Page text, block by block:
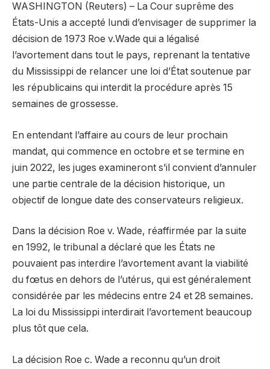
WASHINGTON (Reuters) – La Cour suprême des
États-Unis a accepté lundi d’envisager de supprimer la
décision de 1973 Roe v.Wade qui a légalisé
l’avortement dans tout le pays, reprenant la tentative
du Mississippi de relancer une loi d’État soutenue par
les républicains qui interdit la procédure après 15
semaines de grossesse.
En entendant l’affaire au cours de leur prochain
mandat, qui commence en octobre et se termine en
juin 2022, les juges examineront s’il convient d’annuler
une partie centrale de la décision historique, un
objectif de longue date des conservateurs religieux.
Dans la décision Roe v. Wade, réaffirmée par la suite
en 1992, le tribunal a déclaré que les États ne
pouvaient pas interdire l’avortement avant la viabilité
du fœtus en dehors de l’utérus, qui est généralement
considérée par les médecins entre 24 et 28 semaines.
La loi du Mississippi interdirait l’avortement beaucoup
plus tôt que cela.
La décision Roe c. Wade a reconnu qu’un droit